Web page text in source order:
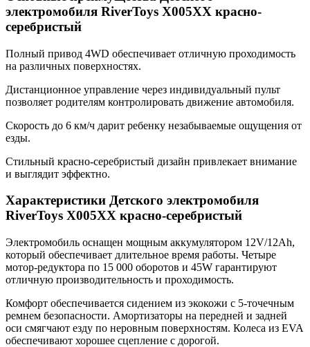
электромобиля RiverToys X005XX красно-
серебристый
Полный привод 4WD обеспечивает отличную проходимость
на различных поверхностях.
Дистанционное управление через индивидуальный пульт
позволяет родителям контролировать движение автомобиля.
Скорость до 6 км/ч дарит ребенку незабываемые ощущения от
езды.
Стильный красно-серебристый дизайн привлекает внимание
и выглядит эффектно.
Характеристики Детского электромобиля
RiverToys X005XX красно-серебристый
Электромобиль оснащен мощным аккумулятором 12V/12Ah,
который обеспечивает длительное время работы. Четыре
мотор-редуктора по 15 000 оборотов и 45W гарантируют
отличную производительность и проходимость.
Комфорт обеспечивается сидением из экокожи с 5-точечным
ремнем безопасности. Амортизаторы на передней и задней
оси смягчают езду по неровным поверхностям. Колеса из EVA
обеспечивают хорошее сцепление с дорогой.